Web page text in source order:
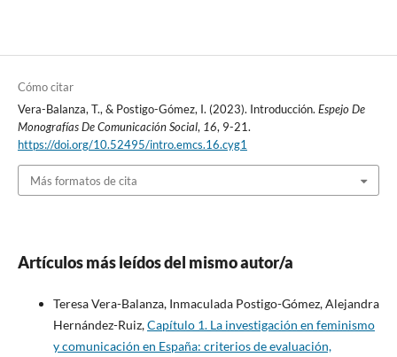
Cómo citar
Vera-Balanza, T., & Postigo-Gómez, I. (2023). Introducción. Espejo De
Monografías De Comunicación Social, 16, 9-21.
https://doi.org/10.52495/intro.emcs.16.cyg1
Más formatos de cita
Artículos más leídos del mismo autor/a
Teresa Vera-Balanza, Inmaculada Postigo-Gómez, Alejandra
Hernández-Ruiz,Capítulo 1. La investigación en feminismo
y comunicación en España: criterios de evaluación,